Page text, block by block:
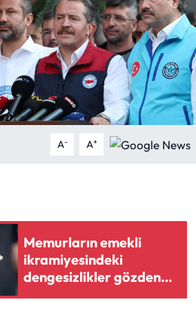
A- A+
Memurların emekli
ikramiyesindeki
dengesizlikler gözden
geçirilmelidir